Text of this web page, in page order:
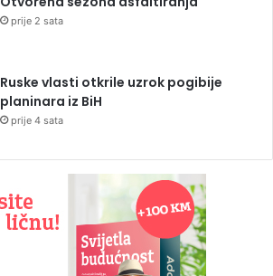
prije 2 sata
Ruske vlasti otkrile uzrok pogibije
planinara iz BiH
prije 4 sata